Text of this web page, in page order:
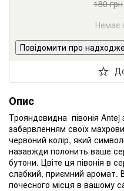
180грн
Немає
Повідомити про
Опис
Трояндовидна півонія
забарвленням своїх
червоний колір, який
назавжди полонить ваше
бутони. Цвіте ця півонія в
слабкий, приємний аромат.
почесного місця в вашому